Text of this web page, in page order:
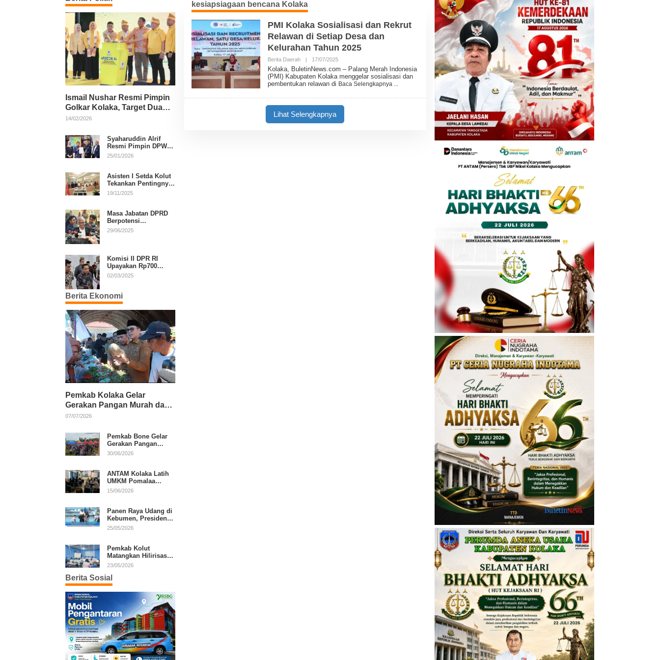
Ismail Nushar Resmi Pimpin
Golkar Kolaka, Target Dua
Kursi per Dapil
14/02/2026
Syaharuddin Alrif
Resmi Pimpin DPW
NasDem Sulsel
25/01/2026
Asisten I Setda Kolut
Tekankan Pentingnya
Pendidikan Politik
19/11/2025
Masa Jabatan DPRD
Berpotensi
Diperpanjang, Aria
29/06/2025
Komisi II DPR RI
Upayakan Rp700
Miliar dari APBN
Putusan MK
02/03/2025
Berita Ekonomi
Pemkab Kolaka Gelar
Gerakan Pangan Murah dan
Salurkan Pupuk Organik
07/07/2026
Pemkab Bone Gelar
Gerakan Pangan
Murah, Warga Serbu
30/06/2026
ANTAM Kolaka Latih
UMKM Pomalaa
Kembangkan Produk
15/06/2026
Panen Raya Udang di
Kebumen, Presiden
Prabowo Tekankan
25/05/2026
Pemkab Kolut
Matangkan Hilirisasi
Kakao dan Kelapa,
Daerah
23/05/2026
Berita Sosial
kesiapsiagaan bencana Kolaka
PMI Kolaka Sosialisasi dan Rekrut
Relawan di Setiap Desa dan
Kelurahan Tahun 2025
Berita Daerah | 17/07/2025O
E
H
B
Kolaka, BuletinNews.com – Palang Merah Indonesia
(PMI) Kabupaten Kolaka menggelar sosialisasi dan
pembentukan relawan di Baca Selengkapnya
Lihat Selengkapnya